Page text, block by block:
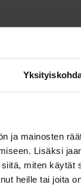
ja mainosten
Lisäksi
miten
heille tai joita